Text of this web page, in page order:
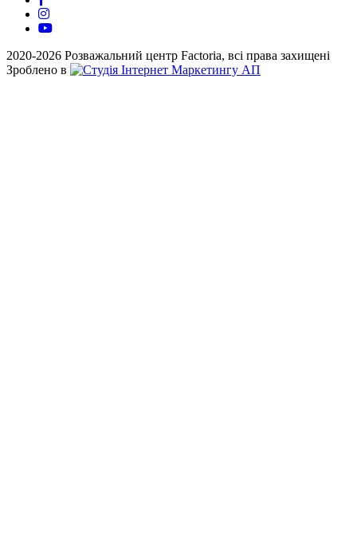
2020-2026 Розважальний центр Factoria, всі права захищені
Зроблено в